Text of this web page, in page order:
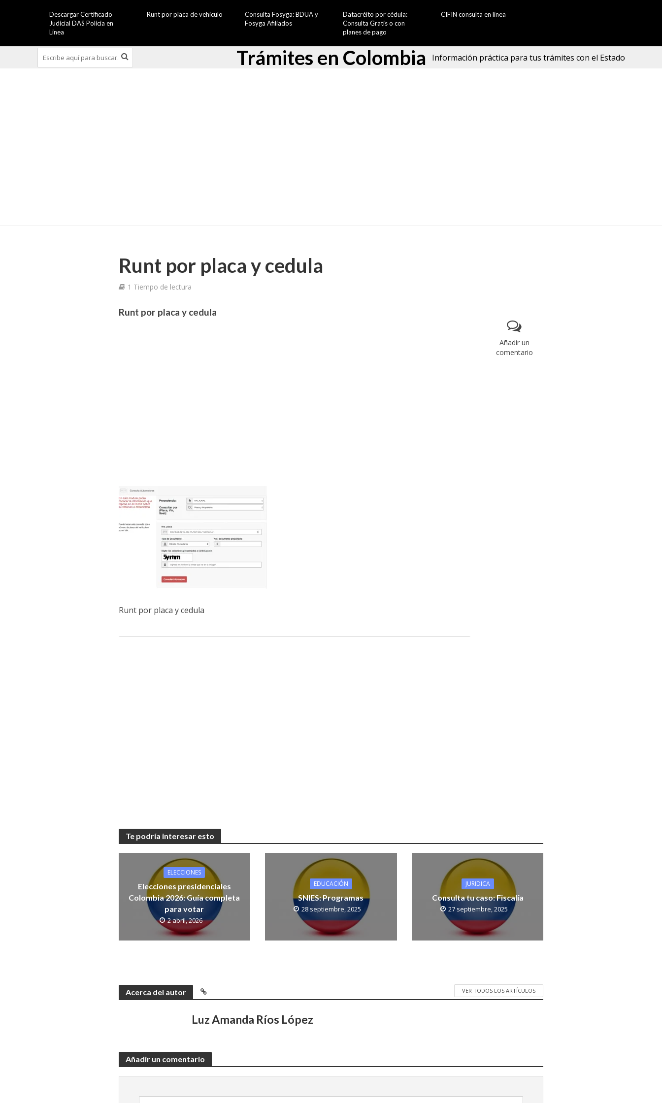
Descargar Certificado
Judicial DAS Policia en
Linea
Runt por placa de vehiculo
Consulta Fosyga: BDUA y
Fosyga Afiliados
Datacréito por cédula:
Consulta Gratis o con
planes de pago
CIFIN consulta en línea
Trámites en Colombia Información práctica para tus trámites con el Estado
Runt por placa y cedula
1 Tiempo de lectura
Añadir un
comentario
Runt por placa y cedula
Runt por placa y cedula
Te podría interesar esto
ELECCIONES
Elecciones presidenciales
Colombia 2026: Guía completa
para votar
2 abril, 2026
EDUCACIÓN
SNIES: Programas
28 septiembre, 2025
JURIDICA
Consulta tu caso: Fiscalía
27 septiembre, 2025
Acerca del autor VER TODOS LOS ARTÍCULOS
Luz Amanda Ríos López
Añadir un comentario